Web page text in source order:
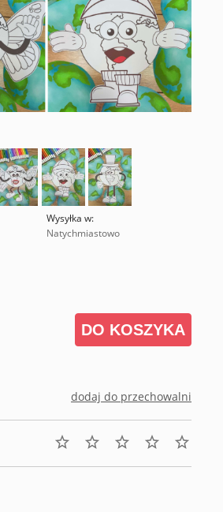
Wysyłka w:
Natychmiastowo
DO KOSZYKA
dodaj do przechowalni